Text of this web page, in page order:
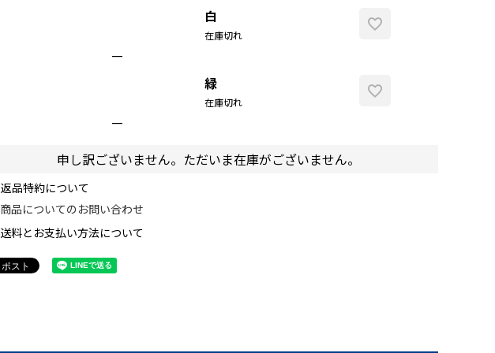
白
在庫切れ
—
緑
在庫切れ
—
申し訳ございません。ただいま在庫がございません。
返品特約について
商品についてのお問い合わせ
送料とお支払い方法について